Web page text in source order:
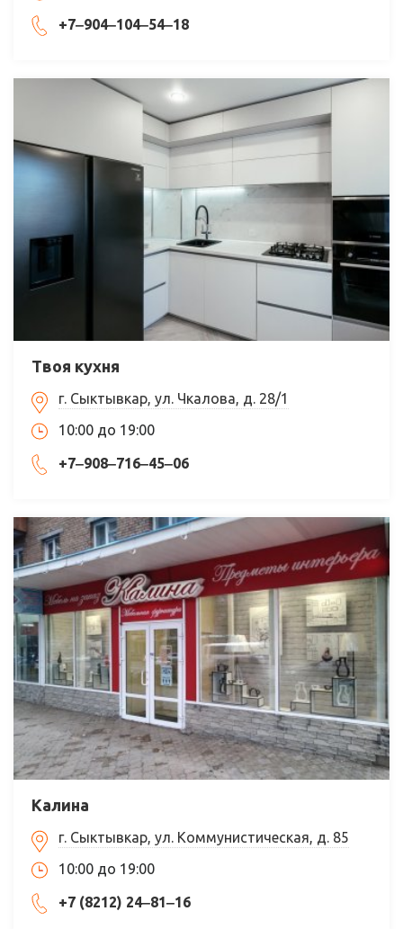
+7‒904‒104‒54‒18
Твоя кухня
г. Сыктывкар, ул. Чкалова, д. 28/1
10:00 до 19:00
+7‒908‒716‒45‒06
Калина
г. Сыктывкар, ул. Коммунистическая, д. 85
10:00 до 19:00
+7 (8212) 24‒81‒16